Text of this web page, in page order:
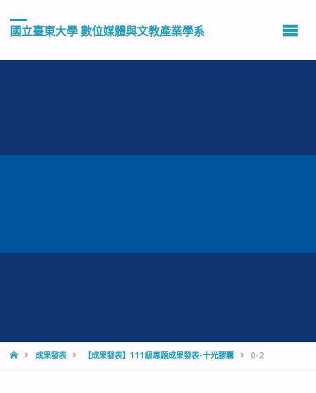
國立臺東大學 數位媒體與文教產業學系
HOME成果發表 【成果發表】111級專題成果發表-十光膠囊 0-2